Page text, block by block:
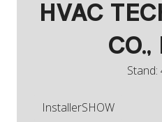
HVAC
CO.,
Stand:
InstallerSHOW